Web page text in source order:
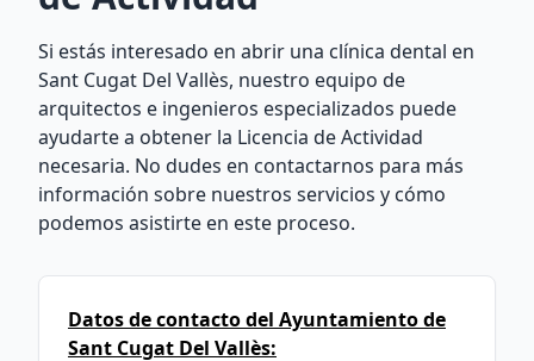
Si estás interesado en abrir una clínica dental en
Sant Cugat Del Vallès, nuestro equipo de
arquitectos e ingenieros especializados puede
ayudarte a obtener la Licencia de Actividad
necesaria. No dudes en contactarnos para más
información sobre nuestros servicios y cómo
podemos asistirte en este proceso.
Datos de contacto del Ayuntamiento de
Sant Cugat Del Vallès: